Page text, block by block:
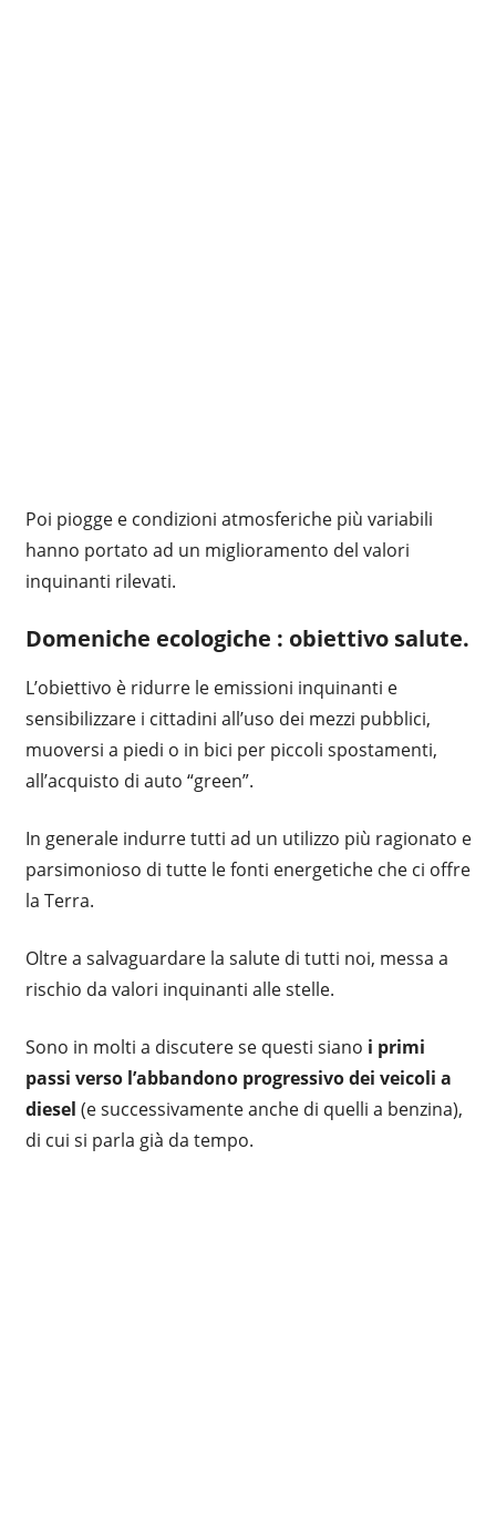
Poi piogge e condizioni atmosferiche più variabili
hanno portato ad un miglioramento del valori
inquinanti rilevati.
Domeniche ecologiche : obiettivo salute.
L’obiettivo è ridurre le emissioni inquinanti e
sensibilizzare i cittadini all’uso dei mezzi pubblici,
muoversi a piedi o in bici per piccoli spostamenti,
all’acquisto di auto “green”.
In generale indurre tutti ad un utilizzo più ragionato e
parsimonioso di tutte le fonti energetiche che ci offre
la Terra.
Oltre a salvaguardare la salute di tutti noi, messa a
rischio da valori inquinanti alle stelle.
Sono in molti a discutere se questi siano i primi
passi verso l’abbandono progressivo dei veicoli a
diesel (e successivamente anche di quelli a benzina),
di cui si parla già da tempo.